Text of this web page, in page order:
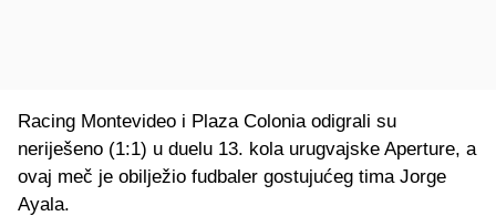
Racing Montevideo i Plaza Colonia odigrali su
neriješeno (1:1) u duelu 13. kola urugvajske Aperture, a
ovaj meč je obilježio fudbaler gostujućeg tima Jorge
Ayala.